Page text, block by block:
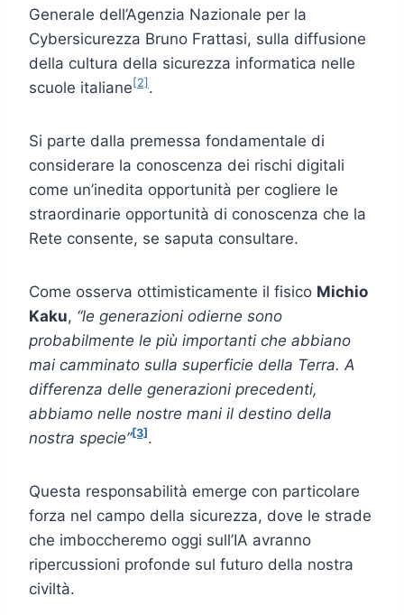
Generale dell’Agenzia Nazionale per la
Cybersicurezza Bruno Frattasi, sulla diffusione
della cultura della sicurezza informatica nelle
scuole italiane [2] .
Si parte dalla premessa fondamentale di
considerare la conoscenza dei rischi digitali
come un’inedita opportunità per cogliere le
straordinarie opportunità di conoscenza che la
Rete consente, se saputa consultare.
Come osserva ottimisticamente il fisico Michio
Kaku, “le generazioni odierne sono
probabilmente le più importanti che abbiano
mai camminato sulla superficie della Terra. A
differenza delle generazioni precedenti,
abbiamo nelle nostre mani il destino della
nostra specie”[3] .
Questa responsabilità emerge con particolare
forza nel campo della sicurezza, dove le strade
che imboccheremo oggi sull’IA avranno
ripercussioni profonde sul futuro della nostra
civiltà.